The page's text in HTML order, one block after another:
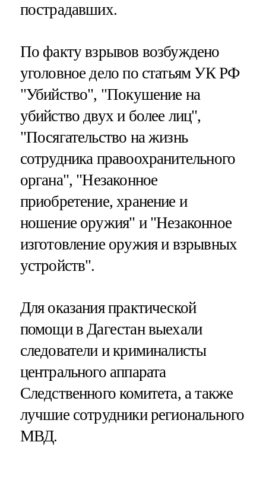
пострадавших.
По факту взрывов возбуждено
уголовное дело по статьям УК РФ
"Убийство", "Покушение на
убийство двух и более лиц",
"Посягательство на жизнь
сотрудника правоохранительного
органа", "Незаконное
приобретение, хранение и
ношение оружия" и "Незаконное
изготовление оружия и взрывных
устройств".
Для оказания практической
помощи в Дагестан выехали
следователи и криминалисты
центрального аппарата
Следственного комитета, а также
лучшие сотрудники регионального
МВД.